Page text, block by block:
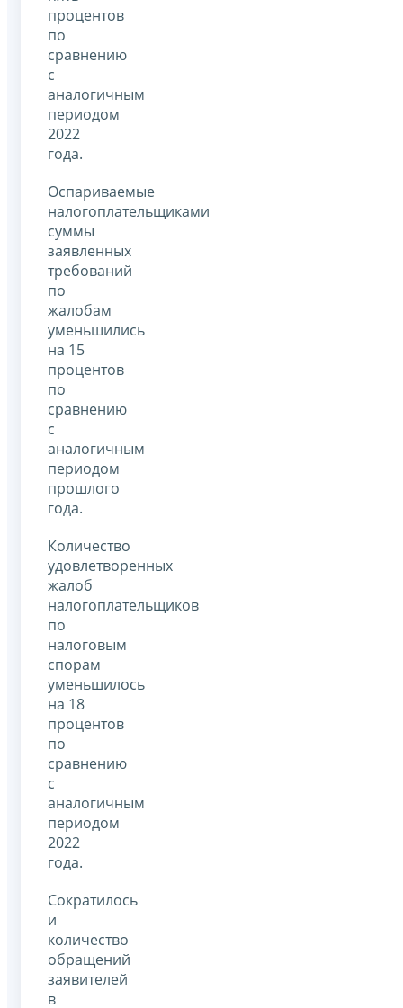
процентов
по
сравнению
с
аналогичным
периодом
2022
года.
Оспариваемые
налогоплательщиками
суммы
заявленных
требований
по
жалобам
уменьшились
на 15
процентов
по
сравнению
с
аналогичным
периодом
прошлого
года.
Количество
удовлетворенных
жалоб
налогоплательщиков
по
налоговым
спорам
уменьшилось
на 18
процентов
по
сравнению
с
аналогичным
периодом
2022
года.
Сократилось
и
количество
обращений
заявителей
в